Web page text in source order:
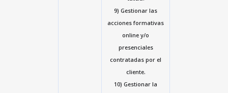
9) Gestionar las
acciones formativas
online y/o
presenciales
contratadas por el
cliente.
10) Gestionar la